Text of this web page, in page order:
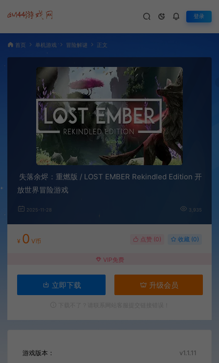
登录
首页 单机游戏 冒险解谜 正文
失落余烬：重燃版 / LOST EMBER Rekindled Edition 开
放世界冒险游戏
2025-11-28 3,935
¥ 0 V币 点赞 (0) 收藏 (0)
VIP免费
立即下载 升级会员
游戏版本： v1.1.11